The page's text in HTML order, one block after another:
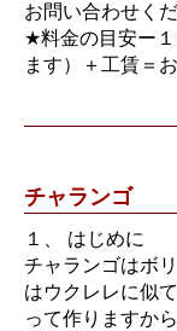
お問い合わせくだ
★料金の目安ー
ます）＋工賃＝
チャランゴ
１、 はじめに
チャランゴはボ
はウクレレに似
って作りますか